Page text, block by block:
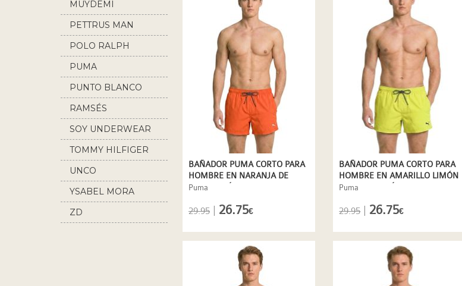
MUYDEMI
PETTRUS MAN
POLO RALPH
LAUREN
PUMA
PUNTO BLANCO
RAMSÉS
SOY UNDERWEAR
TOMMY HILFIGER
UNCO
YSABEL MORA
ZD
BAÑADOR PUMA CORTO PARA
HOMBRE EN NARANJA DE
SECADO RÁPIDO
Puma
29.95 26.75€
BAÑADOR PUMA CORTO PARA
HOMBRE EN AMARILLO LIMÓN
DE SECADO RÁPIDO
Puma
29.95| 26.75€